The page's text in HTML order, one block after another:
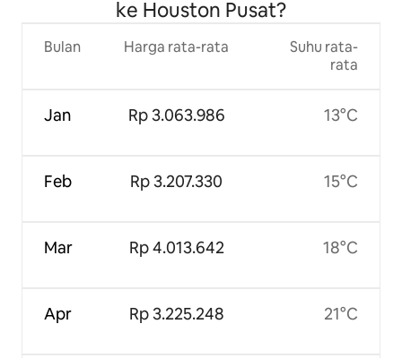
ke Houston Pusat?
Bulan
Jan
Feb
Mar
Apr
Harga rata-rata
Rp 3.063.986
Rp 3.207.330
Rp 4.013.642
Rp 3.225.248
Suhu rata-
rata
13°C
15°C
18°C
21°C